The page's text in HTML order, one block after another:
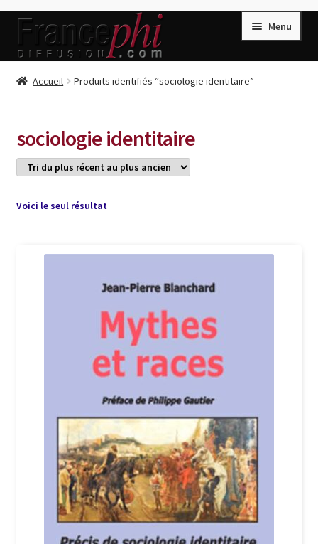
Aller
la
Aller
contenu
Menu
Accueil
Conditions de Vente
Connection
Listes d’Envies
Livres de Peter Randa
Livres de Philippe Randa
Login Customizer
Politique de confidentialité et cookies
Qui sommes-nous ?
Soutien à Philippe Randa
Suivi de la Commande
Accueil Produits identifiés “sociologie identitaire”
sociologie identitaire
Voici le seul résultat